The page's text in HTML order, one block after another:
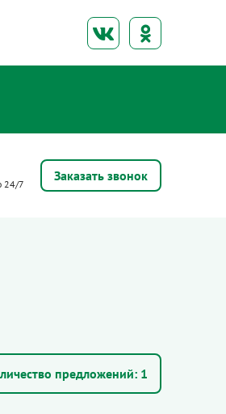
24/7
Заказать звонок
предложений: 1